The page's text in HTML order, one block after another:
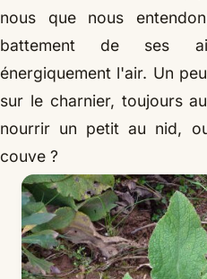
nous que nous
battement de ses
énergiquement l'air. Un
sur le charnier, toujours
nourrir un petit au nid,
couve ?